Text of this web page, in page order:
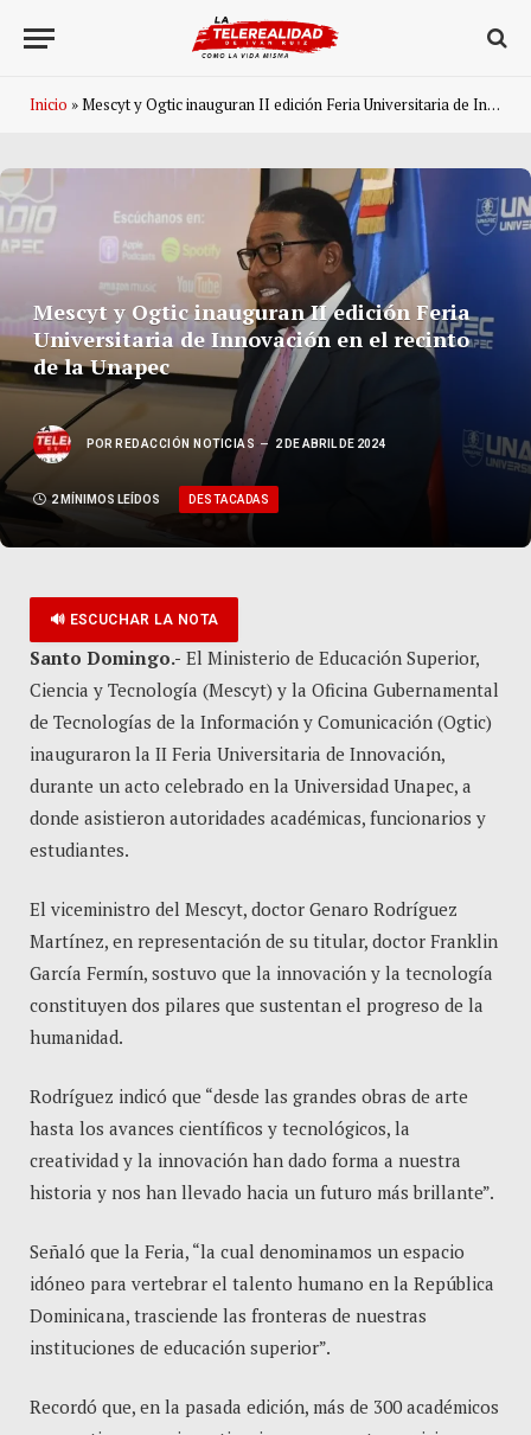
Inicio »Mescyt y Ogtic inauguran II edición Feria Universitaria de Innovación en el recinto de la Unapec
Mescyt y Ogtic inauguran II edición Feria
Universitaria de Innovación en el recinto
de la Unapec
POR REDACCIÓN NOTICIAS 2 DE ABRIL DE 2024
2 MÍNIMOS LEÍDOS DESTACADAS
🔊 ESCUCHAR LA NOTA
Santo Domingo.- El Ministerio de Educación Superior,
Ciencia y Tecnología (Mescyt) y la Oficina Gubernamental
de Tecnologías de la Información y Comunicación (Ogtic)
inauguraron la II Feria Universitaria de Innovación,
durante un acto celebrado en la Universidad Unapec, a
donde asistieron autoridades académicas, funcionarios y
estudiantes.
El viceministro del Mescyt, doctor Genaro Rodríguez
Martínez, en representación de su titular, doctor Franklin
García Fermín, sostuvo que la innovación y la tecnología
constituyen dos pilares que sustentan el progreso de la
humanidad.
Rodríguez indicó que “desde las grandes obras de arte
hasta los avances científicos y tecnológicos, la
creatividad y la innovación han dado forma a nuestra
historia y nos han llevado hacia un futuro más brillante”.
Señaló que la Feria, “la cual denominamos un espacio
idóneo para vertebrar el talento humano en la República
Dominicana, trasciende las fronteras de nuestras
instituciones de educación superior”.
Recordó que, en la pasada edición, más de 300 académicos